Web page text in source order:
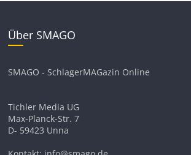
Über SMAGO
SMAGO - SchlagerMAGazin Online
Tichler Media UG
Max-Planck-Str. 7
D- 59423 Unna